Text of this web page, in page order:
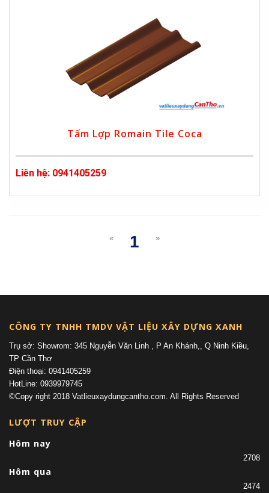
Tấm Lợp Romain Tile Coca
Liên hệ: 0941405259
«
1
»
CÔNG TY TNHH TMDV VẬT LIỆU XÂY DỰNG XANH
Trụ sở: Showrom: 345 Nguyễn Văn Linh , P An Khánh,, Q Ninh Kiều,
TP Cần Thơ
Điện thoại: 0941405259
HotLine: 0939979745
©Copy right 2018 Vatlieuxaydungcantho.com. All Rights Reserved
LƯỢT TRUY CẬP
Hôm nay
2708
Hôm qua
2474